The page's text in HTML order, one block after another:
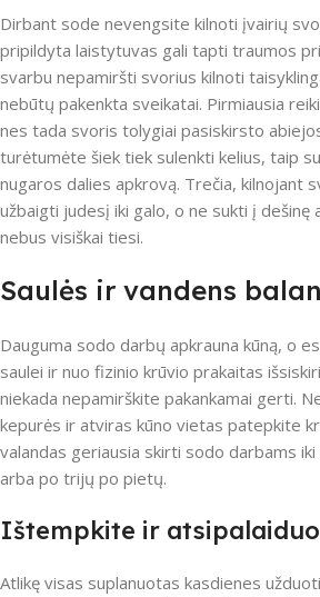
Dirbant sode nevengsite kilnoti įvairių
pripildyta laistytuvas gali tapti traumos
svarbu nepamiršti svorius kilnoti
nebūtų pakenkta sveikatai. Pirmiausia
nes tada svoris tolygiai pasiskirsto
turėtumėte šiek tiek sulenkti kelius, taip
nugaros dalies apkrovą. Trečia, kilnojant
užbaigti judesį iki galo, o ne sukti į dešinę
nebus visiškai tiesi.
Saulės ir vandens
Dauguma sodo darbų apkrauna kūną, o
saulei ir nuo fizinio krūvio prakaitas
niekada nepamirškite pakankamai gerti.
kepurės ir atviras kūno vietas patepkite
valandas geriausia skirti sodo darbams
arba po trijų po pietų.
Ištempkite ir
Atlikę visas suplanuotas kasdienes